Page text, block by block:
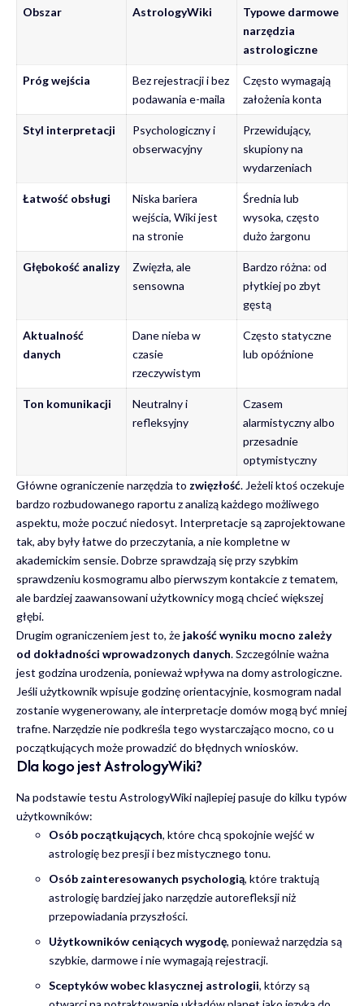
Obszar
AstrologyWiki
Typowe darmowe
narzędzia
astrologiczne
Próg wejścia
Bez rejestracji i bez
podawania e-maila
Często wymagają
założenia konta
Styl interpretacji
Psychologiczny i
obserwacyjny
Przewidujący,
skupiony na
wydarzeniach
Łatwość obsługi
Niska bariera
wejścia, Wiki jest
na stronie
Średnia lub
wysoka, często
dużo żargonu
Głębokość analizy
Zwięzła, ale
sensowna
Bardzo różna: od
płytkiej po zbyt
gęstą
Aktualność
danych
Dane nieba w
czasie
rzeczywistym
Często statyczne
lub opóźnione
Ton komunikacji
Neutralny i
refleksyjny
Czasem
alarmistyczny albo
przesadnie
optymistyczny
Główne ograniczenie narzędzia to zwięzłość. Jeżeli ktoś oczekuje
bardzo rozbudowanego raportu z analizą każdego możliwego
aspektu, może poczuć niedosyt. Interpretacje są zaprojektowane
tak, aby były łatwe do przeczytania, a nie kompletne w
akademickim sensie. Dobrze sprawdzają się przy szybkim
sprawdzeniu kosmogramu albo pierwszym kontakcie z tematem,
ale bardziej zaawansowani użytkownicy mogą chcieć większej
głębi.
Drugim ograniczeniem jest to, że jakość wyniku mocno zależy
od dokładności wprowadzonych danych. Szczególnie ważna
jest godzina urodzenia, ponieważ wpływa na domy astrologiczne.
Jeśli użytkownik wpisuje godzinę orientacyjnie, kosmogram nadal
zostanie wygenerowany, ale interpretacje domów mogą być mniej
trafne. Narzędzie nie podkreśla tego wystarczająco mocno, co u
początkujących może prowadzić do błędnych wniosków.
Dla kogo jest AstrologyWiki?
Na podstawie testu AstrologyWiki najlepiej pasuje do kilku typów
użytkowników:
Osób początkujących, które chcą spokojnie wejść w
astrologię bez presji i bez mistycznego tonu.
Osób zainteresowanych psychologią, które traktują
astrologię bardziej jako narzędzie autorefleksji niż
przepowiadania przyszłości.
Użytkowników ceniących wygodę, ponieważ narzędzia są
szybkie, darmowe i nie wymagają rejestracji.
Sceptyków wobec klasycznej astrologii, którzy są